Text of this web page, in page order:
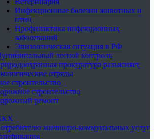
Ветеринария
Инфекционные болезни животных и
птиц
Профилактика инфекционных
заболеваний
Эпизоотическая ситуация в РФ
лесной контроль
прокуратура разъясняет
отряды
строительство
строительство
ремонт
жилищно-коммунальных услуг